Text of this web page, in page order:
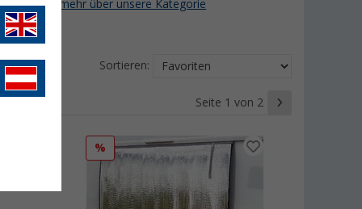
.Jetzt mehr über unsere Kategorie
Sortieren:
Seite 1 von 2
%